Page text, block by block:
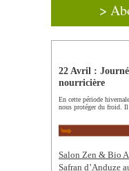
>
22 Avril :
nourricière
En cette période
nous protéger du froid. Il
Salon Zen & Bio
Safran d’Anduze